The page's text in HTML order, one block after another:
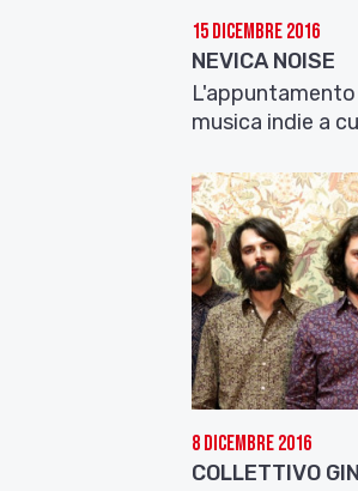
15 Dicembre 2016
NEVICA NOISE
musica indie a
8 Dicembre 2016
COLLETTIVO